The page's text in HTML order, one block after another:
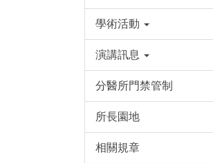
學術活動
演講訊息
分醫所門禁管制
所長園地
相關規章